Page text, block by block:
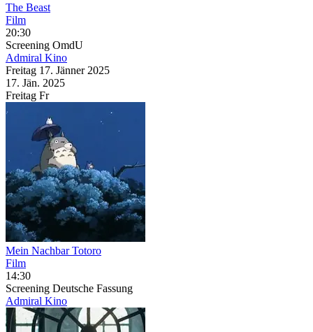
The Beast
Film
20:30
Screening OmdU
Admiral Kino
Freitag 17. Jänner 2025
17. Jän. 2025
Freitag Fr
Mein Nachbar Totoro
Film
14:30
Screening Deutsche Fassung
Admiral Kino